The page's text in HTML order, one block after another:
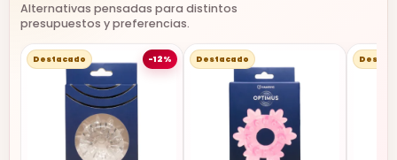
Alternativas pensadas para distintos
presupuestos y preferencias.
Destacado -12% Destacado